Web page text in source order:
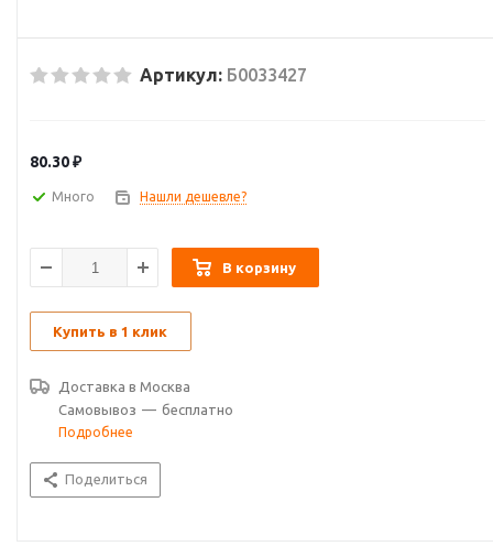
Артикул: Б0033427
80.30₽
Много Нашли дешевле?
В корзину
Купить в 1 клик
Доставка в Москва
Самовывоз — бесплатно
Подробнее
Поделиться